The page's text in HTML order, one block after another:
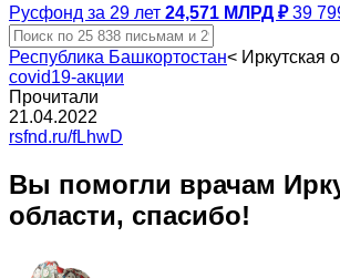
Русфонд за 29 лет 24,571 МЛРД ₽ 39
Республика Башкортостан< Иркутская
covid19-акции
Прочитали
21.04.2022
rsfnd.ru/fLhwD
Вы помогли врачам
области, спасибо!